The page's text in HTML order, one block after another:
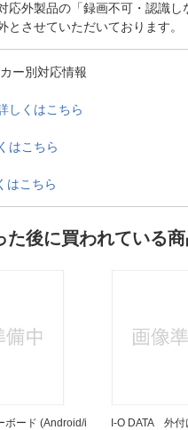
応外製品の「録画不可・認識し
とさせていただいております。
ー別対応情報
しくはこちら
はこちら
はこちら
た後に買われている
ード (Android/i
I-O DATA 外